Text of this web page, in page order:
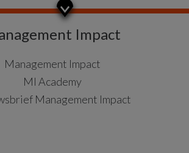
Impact
Management Impact
MI Academy
Management Impact